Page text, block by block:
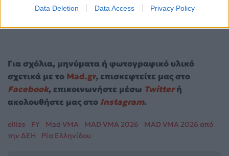
Data Deletion Data Access Privacy Policy
Για σχόλια, μηνύματα ή φωτογραφικό υλικό
σχετικά με το Mad.gr, επισκεφτείτε μας στο
Facebook, επικοινωνήστε μέσω Twitterή
ακολουθήστε μας στο Instagram.
ellize FY Mad VMA MAD VMA 2026
MAD VMA 2026 από
την ΔΕΗ
Ρία Ελληνίδου